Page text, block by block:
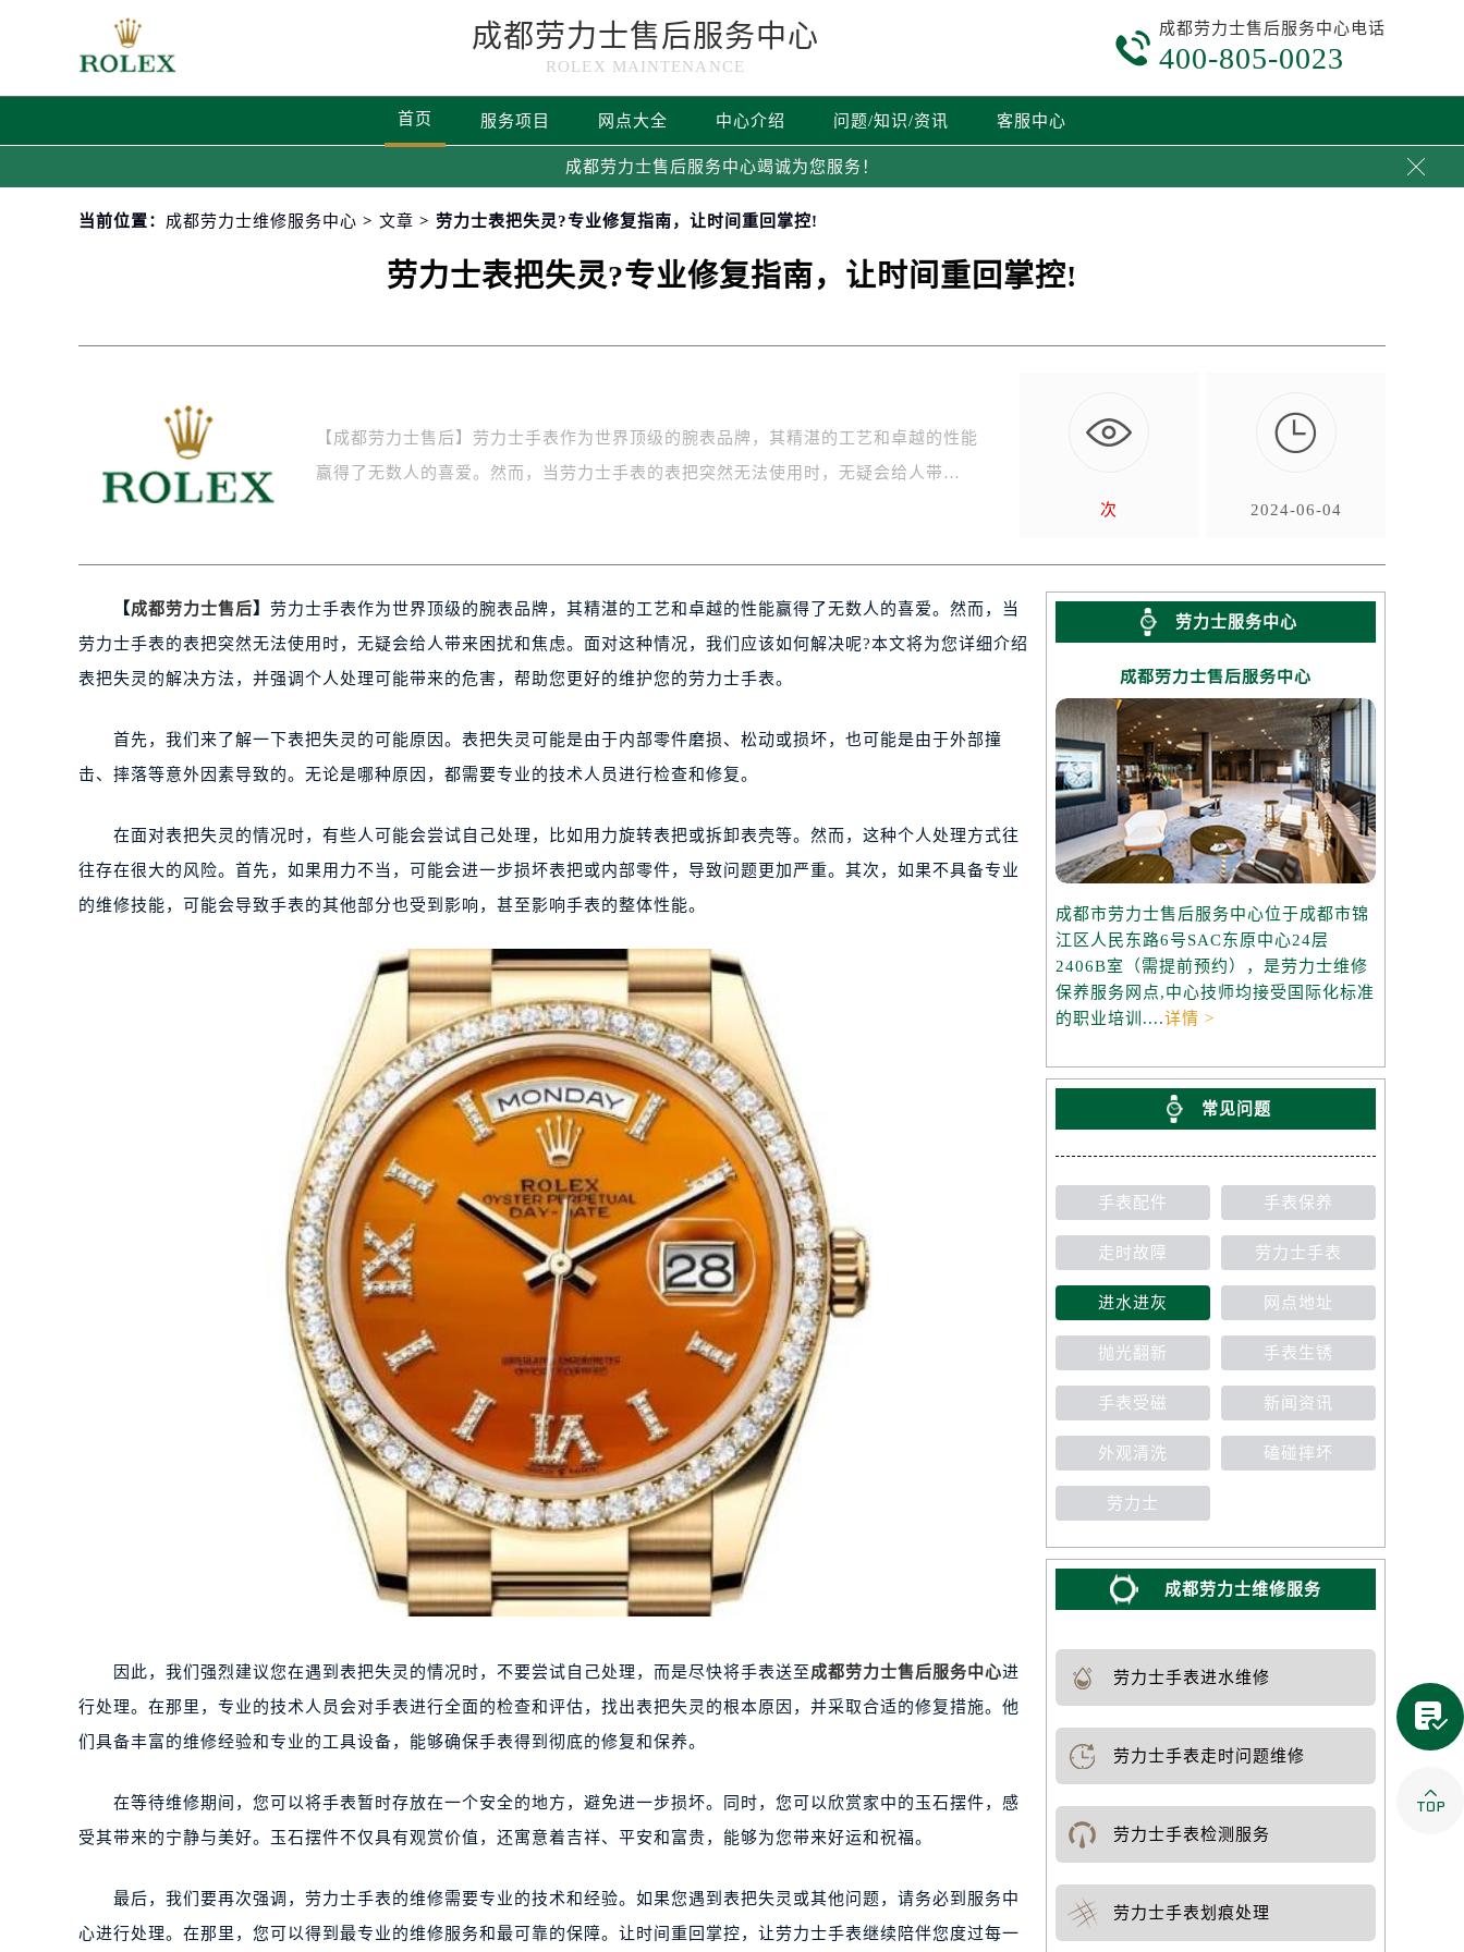
成都劳力士售后服务中心
ROLEX MAINTENANCE

成都劳力士售后服务中心电话
400-805-0023
首页 服务项目 网点大全 中心介绍 问题/知识/资讯 客服中心
成都劳力士售后服务中心竭诚为您服务！ 
当前位置： 成都劳力士维修服务中心 > 文章 > 劳力士表把失灵?专业修复指南，让时间重回掌控!
劳力士表把失灵?专业修复指南，让时间重回掌控!
【成都劳力士售后】劳力士手表作为世界顶级的腕表品牌，其精湛的工艺和卓越的性能
赢得了无数人的喜爱。然而，当劳力士手表的表把突然无法使用时，无疑会给人带…
次

2024-06-04
【成都劳力士售后】 劳力士手表作为世界顶级的腕表品牌，其精湛的工艺和卓越的性能赢得了无数人的喜爱。然而，当
劳力士手表的表把突然无法使用时，无疑会给人带来困扰和焦虑。面对这种情况，我们应该如何解决呢?本文将为您详细介绍
表把失灵的解决方法，并强调个人处理可能带来的危害，帮助您更好的维护您的劳力士手表。
首先，我们来了解一下表把失灵的可能原因。表把失灵可能是由于内部零件磨损、松动或损坏，也可能是由于外部撞
击、摔落等意外因素导致的。无论是哪种原因，都需要专业的技术人员进行检查和修复。
在面对表把失灵的情况时，有些人可能会尝试自己处理，比如用力旋转表把或拆卸表壳等。然而，这种个人处理方式往
往存在很大的风险。首先，如果用力不当，可能会进一步损坏表把或内部零件，导致问题更加严重。其次，如果不具备专业
的维修技能，可能会导致手表的其他部分也受到影响，甚至影响手表的整体性能。
因此，我们强烈建议您在遇到表把失灵的情况时，不要尝试自己处理，而是尽快将手表送至成都劳力士售后服务中心进
行处理。在那里，专业的技术人员会对手表进行全面的检查和评估，找出表把失灵的根本原因，并采取合适的修复措施。他
们具备丰富的维修经验和专业的工具设备，能够确保手表得到彻底的修复和保养。
在等待维修期间，您可以将手表暂时存放在一个安全的地方，避免进一步损坏。同时，您可以欣赏家中的玉石摆件，感
受其带来的宁静与美好。玉石摆件不仅具有观赏价值，还寓意着吉祥、平安和富贵，能够为您带来好运和祝福。
最后，我们要再次强调，劳力士手表的维修需要专业的技术和经验。如果您遇到表把失灵或其他问题，请务必到服务中
心进行处理。在那里，您可以得到最专业的维修服务和最可靠的保障。让时间重回掌控，让劳力士手表继续陪伴您度过每一
劳力士服务中心
成都劳力士售后服务中心
成都市劳力士售后服务中心位于成都市锦
江区人民东路6号SAC东原中心24层
2406B室（需提前预约），是劳力士维修
保养服务网点,中心技师均接受国际化标准
的职业培训....详情 >
常见问题
手表配件 手表保养
走时故障 劳力士手表
进水进灰 网点地址
抛光翻新 手表生锈
手表受磁 新闻资讯
外观清洗 磕碰摔坏
劳力士
成都劳力士维修服务
劳力士手表进水维修
劳力士手表走时问题维修
劳力士手表检测服务
劳力士手表划痕处理

